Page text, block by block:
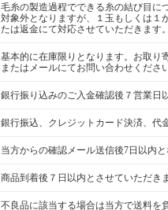
毛糸の製造過程でできる糸の結び目に
対象外となりますが、１玉もしくは１
たは返金にて対応させていただきます。
基本的に在庫限りとなります。お取り
またはメールにてお問い合わせくださ
銀行振り込みのご入金確認後７営業日
銀行振込、クレジットカード決済、代
当方からの確認メール送信後7日以内と
商品到着後７日以内とさせていただき
不良品に該当する場合は当方で送料を